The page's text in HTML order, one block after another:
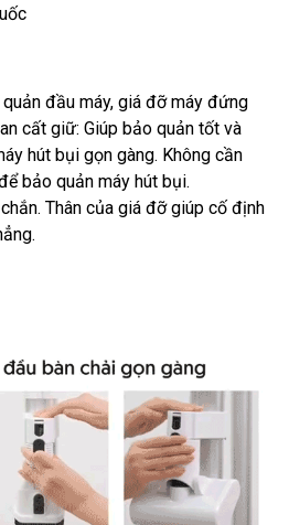
đầu máy, giá đỡ máy đứng
cất giữ: Giúp bảo quản tốt và
hút bụi gọn gàng. Không cần
bảo quản máy hút bụi.
Thân của giá đỡ giúp cố định